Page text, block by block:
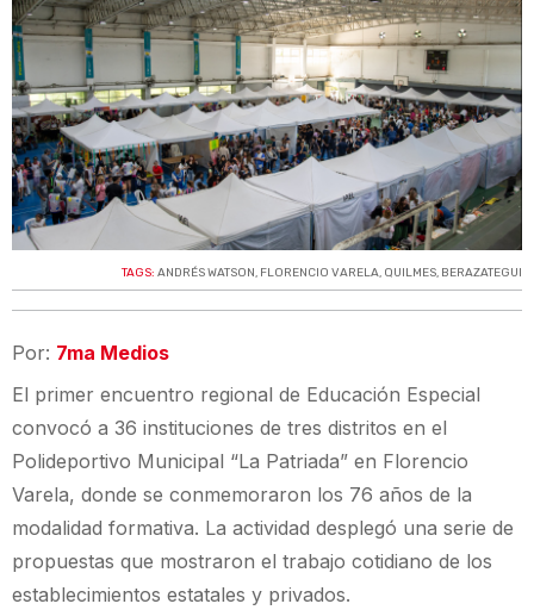
TAGS: ANDRÉS WATSON, FLORENCIO VARELA, QUILMES, BERAZATEGUI
Por: 7ma Medios
El primer encuentro regional de Educación Especial
convocó a 36 instituciones de tres distritos en el
Polideportivo Municipal “La Patriada” en Florencio
Varela, donde se conmemoraron los 76 años de la
modalidad formativa. La actividad desplegó una serie de
propuestas que mostraron el trabajo cotidiano de los
establecimientos estatales y privados.